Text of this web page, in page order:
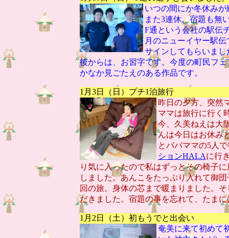
いつの間にか冬休み
また3連休。宿題も無
F通という会社の駅伝
月のニューイヤー駅
サインしてもらいま
後からは、お習字です。今度の町民フ
かなか見ごたえのある作品です。
1月3日（日）プチ1泊旅行
昨日の夕方、突然
ママは旅行に行く
今、久美ねえは大
んは今日はお休み
とパパママの5人
ションHALAに行
り気に入ったので私はずっとその椅子
しました。あんこをたっぷり入れて御
回の旅。身体の芯まで暖まりました。
だきました。宿題の事を忘れて、たま
1月2日（土）初もうでと出会い
奄美に来て初めて